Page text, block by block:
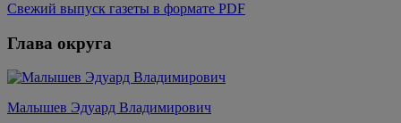
Свежий выпуск газеты в формате PDF
Глава округа
Малышев Эдуард Владимирович